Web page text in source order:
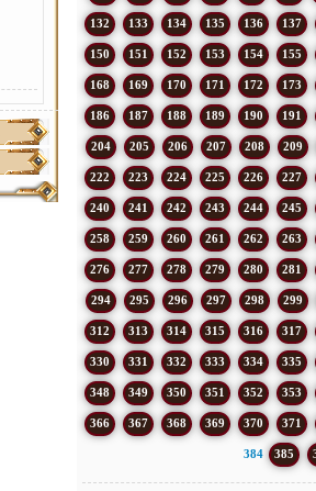
132 133 134 135 136 137
150 151 152 153 154 155
168 169 170 171 172 173
186 187 188 189 190 191
204 205 206 207 208 209
222 223 224 225 226 227
240 241 242 243 244 245
258 259 260 261 262 263
276 277 278 279 280 281
294 295 296 297 298 299
312 313 314 315 316 317
330 331 332 333 334 335
348 349 350 351 352 353
366 367 368 369 370 371
384 385